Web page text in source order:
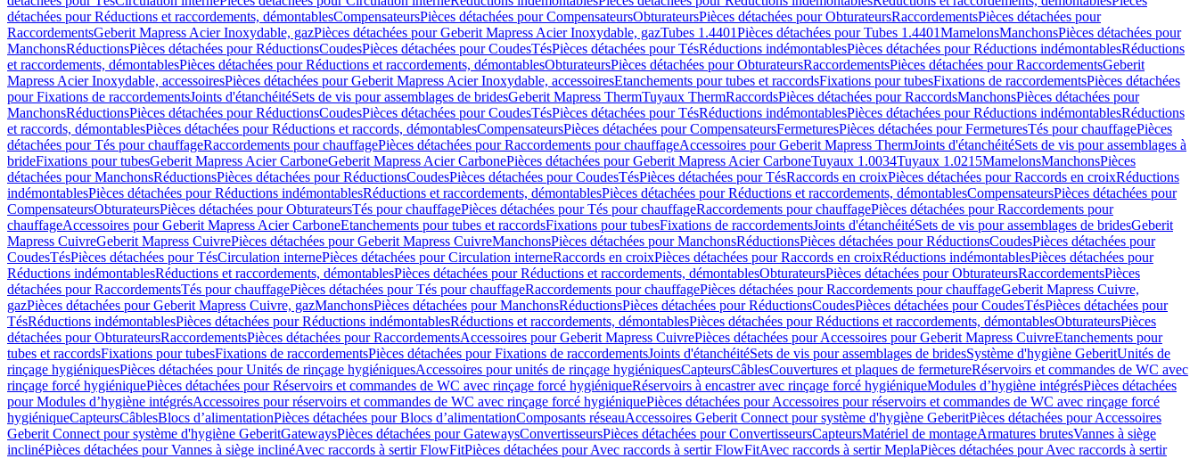
détachées pour Réductions et raccordements, démontablesCompensateursPièces détachées pour CompensateursObturateursPièces détachées pour ObturateursRaccordementsPièces détachées pour
RaccordementsGeberit Mapress Acier Inoxydable, gazPièces détachées pour Geberit Mapress Acier Inoxydable, gazTubes 1.4401Pièces détachées pour Tubes 1.4401MamelonsManchonsPièces détachées pour
ManchonsRéductionsPièces détachées pour RéductionsCoudesPièces détachées pour CoudesTésPièces détachées pour TésRéductions indémontablesPièces détachées pour Réductions indémontablesRéductions
et raccordements, démontablesPièces détachées pour Réductions et raccordements, démontablesObturateursPièces détachées pour ObturateursRaccordementsPièces détachées pour RaccordementsGeberit
Mapress Acier Inoxydable, accessoiresPièces détachées pour Geberit Mapress Acier Inoxydable, accessoiresEtanchements pour tubes et raccordsFixations pour tubesFixations de raccordementsPièces détachées
pour Fixations de raccordementsJoints d'étanchéitéSets de vis pour assemblages de bridesGeberit Mapress ThermTuyaux ThermRaccordsPièces détachées pour RaccordsManchonsPièces détachées pour
ManchonsRéductionsPièces détachées pour RéductionsCoudesPièces détachées pour CoudesTésPièces détachées pour TésRéductions indémontablesPièces détachées pour Réductions indémontablesRéductions
et raccords, démontablesPièces détachées pour Réductions et raccords, démontablesCompensateursPièces détachées pour CompensateursFermeturesPièces détachées pour FermeturesTés pour chauffagePièces
détachées pour Tés pour chauffageRaccordements pour chauffagePièces détachées pour Raccordements pour chauffageAccessoires pour Geberit Mapress ThermJoints d'étanchéitéSets de vis pour assemblages à
brideFixations pour tubesGeberit Mapress Acier CarboneGeberit Mapress Acier CarbonePièces détachées pour Geberit Mapress Acier CarboneTuyaux 1.0034Tuyaux 1.0215MamelonsManchonsPièces
détachées pour ManchonsRéductionsPièces détachées pour RéductionsCoudesPièces détachées pour CoudesTésPièces détachées pour TésRaccords en croixPièces détachées pour Raccords en croixRéductions
indémontablesPièces détachées pour Réductions indémontablesRéductions et raccordements, démontablesPièces détachées pour Réductions et raccordements, démontablesCompensateursPièces détachées pour
CompensateursObturateursPièces détachées pour ObturateursTés pour chauffagePièces détachées pour Tés pour chauffageRaccordements pour chauffagePièces détachées pour Raccordements pour
chauffageAccessoires pour Geberit Mapress Acier CarboneEtanchements pour tubes et raccordsFixations pour tubesFixations de raccordementsJoints d'étanchéitéSets de vis pour assemblages de bridesGeberit
Mapress CuivreGeberit Mapress CuivrePièces détachées pour Geberit Mapress CuivreManchonsPièces détachées pour ManchonsRéductionsPièces détachées pour RéductionsCoudesPièces détachées pour
CoudesTésPièces détachées pour TésCirculation internePièces détachées pour Circulation interneRaccords en croixPièces détachées pour Raccords en croixRéductions indémontablesPièces détachées pour
Réductions indémontablesRéductions et raccordements, démontablesPièces détachées pour Réductions et raccordements, démontablesObturateursPièces détachées pour ObturateursRaccordementsPièces
détachées pour RaccordementsTés pour chauffagePièces détachées pour Tés pour chauffageRaccordements pour chauffagePièces détachées pour Raccordements pour chauffageGeberit Mapress Cuivre,
gazPièces détachées pour Geberit Mapress Cuivre, gazManchonsPièces détachées pour ManchonsRéductionsPièces détachées pour RéductionsCoudesPièces détachées pour CoudesTésPièces détachées pour
TésRéductions indémontablesPièces détachées pour Réductions indémontablesRéductions et raccordements, démontablesPièces détachées pour Réductions et raccordements, démontablesObturateursPièces
détachées pour ObturateursRaccordementsPièces détachées pour RaccordementsAccessoires pour Geberit Mapress CuivrePièces détachées pour Accessoires pour Geberit Mapress CuivreEtanchements pour
tubes et raccordsFixations pour tubesFixations de raccordementsPièces détachées pour Fixations de raccordementsJoints d'étanchéitéSets de vis pour assemblages de bridesSystème d'hygiène GeberitUnités de
rinçage hygiéniquesPièces détachées pour Unités de rinçage hygiéniquesAccessoires pour unités de rinçage hygiéniquesCapteursCâblesCouvertures et plaques de fermetureRéservoirs et commandes de WC avec
rinçage forcé hygiéniquePièces détachées pour Réservoirs et commandes de WC avec rinçage forcé hygiéniqueRéservoirs à encastrer avec rinçage forcé hygiéniqueModules d’hygiène intégrésPièces détachées
pour Modules d’hygiène intégrésAccessoires pour réservoirs et commandes de WC avec rinçage forcé hygiéniquePièces détachées pour Accessoires pour réservoirs et commandes de WC avec rinçage forcé
hygiéniqueCapteursCâblesBlocs d’alimentationPièces détachées pour Blocs d’alimentationComposants réseauAccessoires Geberit Connect pour système d'hygiène GeberitPièces détachées pour Accessoires
Geberit Connect pour système d'hygiène GeberitGatewaysPièces détachées pour GatewaysConvertisseursPièces détachées pour ConvertisseursCapteursMatériel de montageArmatures brutesVannes à siège
inclinéPièces détachées pour Vannes à siège inclinéAvec raccords à sertir FlowFitPièces détachées pour Avec raccords à sertir FlowFitAvec raccords à sertir MeplaPièces détachées pour Avec raccords à sertir